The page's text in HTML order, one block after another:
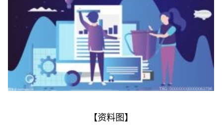
【资料图】